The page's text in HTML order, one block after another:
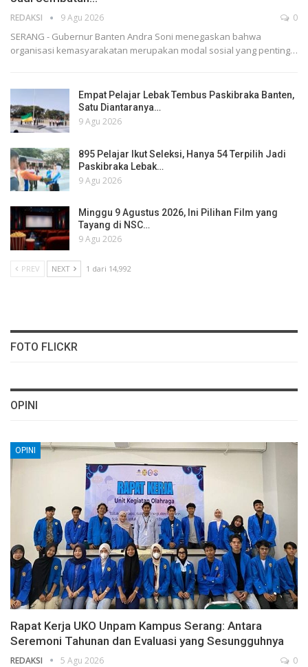
REDAKSI 9 Agu 2026 0
SERANG - Gubernur Banten Andra Soni menegaskan bahwa
organisasi kemasyarakatan merupakan modal sosial yang penting…
Empat Pelajar Lebak Tembus Paskibraka Banten,
Satu Diantaranya…
9 Agu 2026
895 Pelajar Ikut Seleksi, Hanya 54 Terpilih Jadi
Paskibraka Lebak…
9 Agu 2026
Minggu 9 Agustus 2026, Ini Pilihan Film yang
Tayang di NSC…
9 Agu 2026
PREV NEXT 1 dari 14,992
FOTO FLICKR
OPINI
OPINI
Rapat Kerja UKO Unpam Kampus Serang: Antara
Seremoni Tahunan dan Evaluasi yang Sesungguhnya
REDAKSI 5 Agu 2026 0